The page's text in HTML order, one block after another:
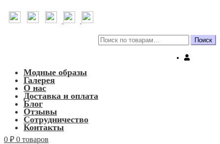
Искать: Поиск
Модные образы
Галерея
О нас
Доставка и оплата
Блог
Отзывы
Сотрудничество
Контакты
0 ₽ 0 товаров